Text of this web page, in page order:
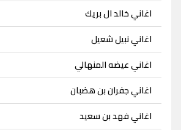
اغاني خالد ال بريك
اغاني نبيل شعيل
اغاني عيضه المنهالي
اغاني جفران بن هضبان
اغاني فهد بن سعيد